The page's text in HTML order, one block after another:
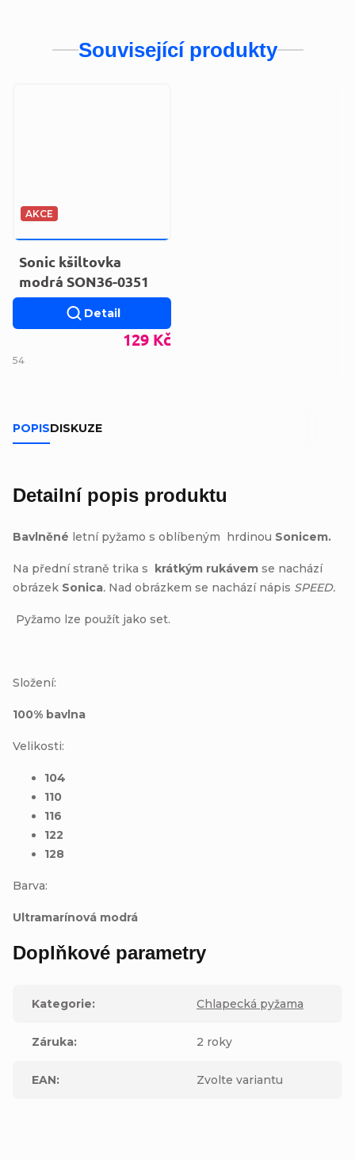
Související produkty
AKCE
Sonic kšiltovka
modrá SON36-0351
129 Kč
Detail
54
POPISDISKUZE
Detailní popis produktu
Bavlněné letní pyžamo s oblíbeným hrdinou Sonicem.
Na přední straně trika s krátkým rukávem se nachází
obrázek Sonica. Nad obrázkem se nachází nápis SPEED.
Pyžamo lze použít jako set.
Složení:
100% bavlna
Velikosti:
104
110
116
122
128
Barva:
Ultramarínová modrá
Doplňkové parametry
Kategorie: Chlapecká pyžama
Záruka: 2 roky
EAN: Zvolte variantu